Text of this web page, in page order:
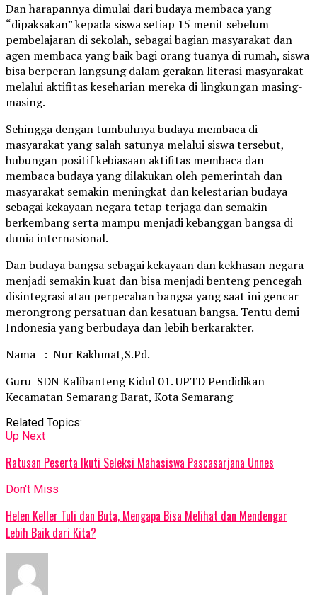
Dan harapannya dimulai dari budaya membaca yang
“dipaksakan” kepada siswa setiap 15 menit sebelum
pembelajaran di sekolah, sebagai bagian masyarakat dan
agen membaca yang baik bagi orang tuanya di rumah, siswa
bisa berperan langsung dalam gerakan literasi masyarakat
melalui aktifitas keseharian mereka di lingkungan masing-
masing.
Sehingga dengan tumbuhnya budaya membaca di
masyarakat yang salah satunya melalui siswa tersebut,
hubungan positif kebiasaan aktifitas membaca dan
membaca budaya yang dilakukan oleh pemerintah dan
masyarakat semakin meningkat dan kelestarian budaya
sebagai kekayaan negara tetap terjaga dan semakin
berkembang serta mampu menjadi kebanggan bangsa di
dunia internasional.
Dan budaya bangsa sebagai kekayaan dan kekhasan negara
menjadi semakin kuat dan bisa menjadi benteng pencegah
disintegrasi atau perpecahan bangsa yang saat ini gencar
merongrong persatuan dan kesatuan bangsa. Tentu demi
Indonesia yang berbudaya dan lebih berkarakter.
Nama : Nur Rakhmat,S.Pd.
Guru SDN Kalibanteng Kidul 01. UPTD Pendidikan
Kecamatan Semarang Barat, Kota Semarang
Related Topics:
Up Next
Ratusan Peserta Ikuti Seleksi Mahasiswa Pascasarjana Unnes
Don't Miss
Helen Keller Tuli dan Buta, Mengapa Bisa Melihat dan Mendengar
Lebih Baik dari Kita?